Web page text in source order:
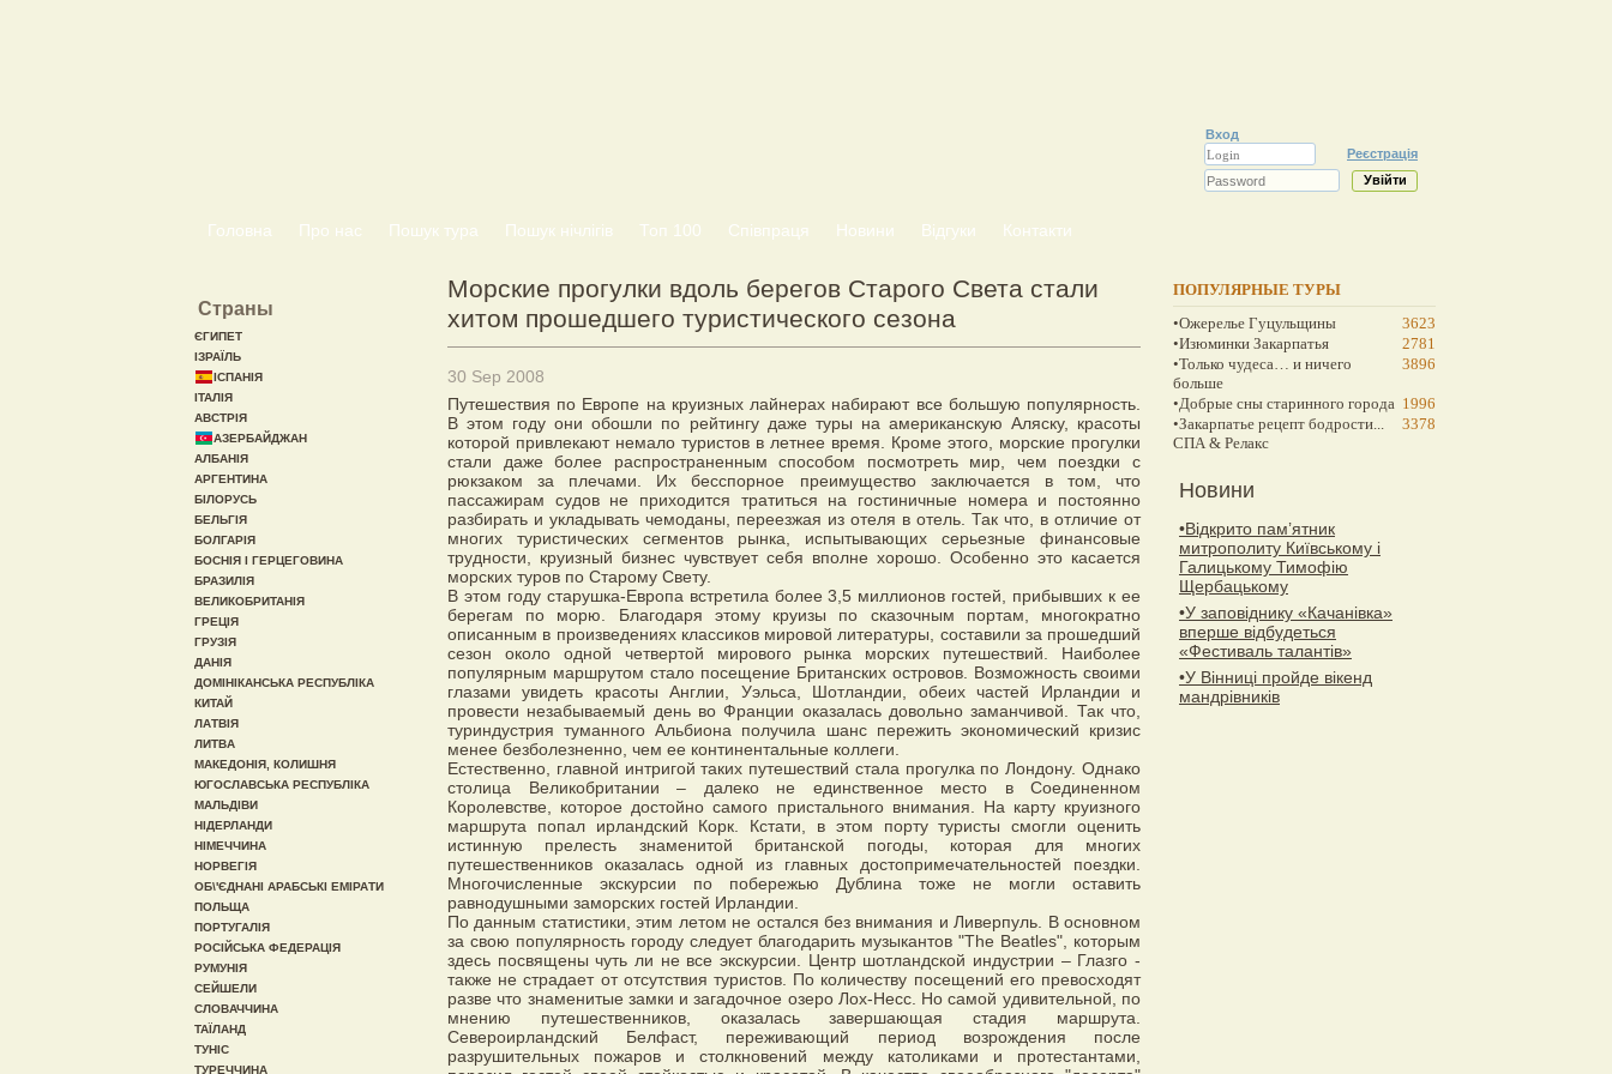
Вход
Реєстрація
Головна Про нас Пошук тура Пошук нічлігів Топ 100 Співпраця Новини Відгуки Контакти
Морские прогулки вдоль берегов Старого Света стали
хитом прошедшего туристического сезона
30 Sep 2008
Путешествия по Европе на круизных лайнерах набирают все большую популярность.
В этом году они обошли по рейтингу даже туры на американскую Аляску, красоты
которой привлекают немало туристов в летнее время. Кроме этого, морские прогулки
стали даже более распространенным способом посмотреть мир, чем поездки с
рюкзаком за плечами. Их бесспорное преимущество заключается в том, что
пассажирам судов не приходится тратиться на гостиничные номера и постоянно
разбирать и укладывать чемоданы, переезжая из отеля в отель. Так что, в отличие от
многих туристических сегментов рынка, испытывающих серьезные финансовые
трудности, круизный бизнес чувствует себя вполне хорошо. Особенно это касается
морских туров по Старому Свету.
В этом году старушка-Европа встретила более 3,5 миллионов гостей, прибывших к ее
берегам по морю. Благодаря этому круизы по сказочным портам, многократно
описанным в произведениях классиков мировой литературы, составили за прошедший
сезон около одной четвертой мирового рынка морских путешествий. Наиболее
популярным маршрутом стало посещение Британских островов. Возможность своими
глазами увидеть красоты Англии, Уэльса, Шотландии, обеих частей Ирландии и
провести незабываемый день во Франции оказалась довольно заманчивой. Так что,
туриндустрия туманного Альбиона получила шанс пережить экономический кризис
менее безболезненно, чем ее континентальные коллеги.
Естественно, главной интригой таких путешествий стала прогулка по Лондону. Однако
столица Великобритании – далеко не единственное место в Соединенном
Королевстве, которое достойно самого пристального внимания. На карту круизного
маршрута попал ирландский Корк. Кстати, в этом порту туристы смогли оценить
истинную прелесть знаменитой британской погоды, которая для многих
путешественников оказалась одной из главных достопримечательностей поездки.
Многочисленные экскурсии по побережью Дублина тоже не могли оставить
равнодушными заморских гостей Ирландии.
По данным статистики, этим летом не остался без внимания и Ливерпуль. В основном
за свою популярность городу следует благодарить музыкантов "The Beatles", которым
здесь посвящены чуть ли не все экскурсии. Центр шотландской индустрии – Глазго -
также не страдает от отсутствия туристов. По количеству посещений его превосходят
разве что знаменитые замки и загадочное озеро Лох-Несс. Но самой удивительной, по
мнению путешественников, оказалась завершающая стадия маршрута.
Североирландский Белфаст, переживающий период возрождения после
разрушительных пожаров и столкновений между католиками и протестантами,
Страны
ЄГИПЕТ
ІЗРАЇЛЬ
ІСПАНІЯ
ІТАЛІЯ
АВСТРІЯ
АЗЕРБАЙДЖАН
АЛБАНІЯ
АРГЕНТИНА
БІЛОРУСЬ
БЕЛЬГІЯ
БОЛГАРІЯ
БОСНІЯ І ГЕРЦЕГОВИНА
БРАЗИЛІЯ
ВЕЛИКОБРИТАНІЯ
ГРЕЦІЯ
ГРУЗІЯ
ДАНІЯ
ДОМІНІКАНСЬКА РЕСПУБЛІКА
КИТАЙ
ЛАТВІЯ
ЛИТВА
МАКЕДОНІЯ, КОЛИШНЯ
ЮГОСЛАВСЬКА РЕСПУБЛІКА
МАЛЬДІВИ
НІДЕРЛАНДИ
НІМЕЧЧИНА
НОРВЕГІЯ
ОБ\'ЄДНАНІ АРАБСЬКІ ЕМІРАТИ
ПОЛЬЩА
ПОРТУГАЛІЯ
РОСІЙСЬКА ФЕДЕРАЦІЯ
РУМУНІЯ
СЕЙШЕЛИ
СЛОВАЧЧИНА
ТАЇЛАНД
ТУНІС
ТУРЕЧЧИНА
ПОПУЛЯРНЫЕ ТУРЫ
•Ожерелье Гуцульщины
3623
•Изюминки Закарпатья
2781
•Только чудеса… и ничего
больше
3896
•Добрые сны старинного города 1996
•Закарпатье рецепт бодрости...
СПА & Релакс
3378
Новини
•Відкрито пам’ятник
митрополиту Київському і
Галицькому Тимофію
Щербацькому
•У заповіднику «Качанівка»
вперше відбудеться
«Фестиваль талантів»
•У Вінниці пройде вікенд
мандрівників